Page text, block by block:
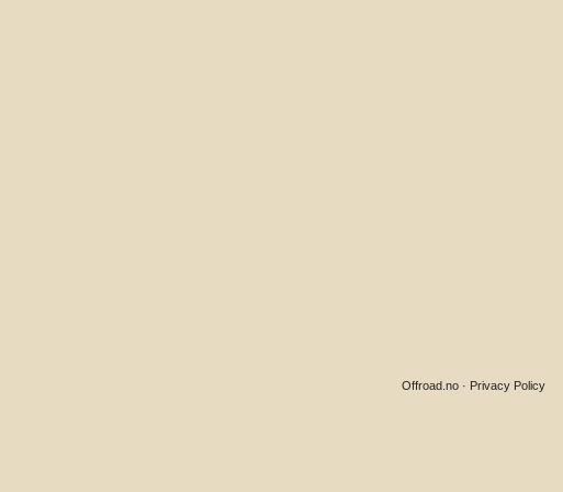
Privacy Policy
Offroad.no ·